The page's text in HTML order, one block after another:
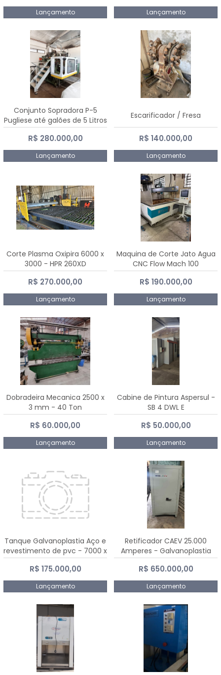
Lançamento Lançamento
Conjunto Sopradora P-5
Pugliese até galões de 5 Litros
R$ 280.000,00
Lançamento
Escarificador / Fresa
R$ 140.000,00
Lançamento
Corte Plasma Oxipira 6000 x
3000 - HPR 260XD
R$ 270.000,00
Lançamento
Maquina de Corte Jato Agua
CNC Flow Mach 100
R$ 190.000,00
Lançamento
Dobradeira Mecanica 2500 x
3 mm - 40 Ton
R$ 60.000,00
Lançamento
Cabine de Pintura Aspersul -
SB 4 DWL E
R$ 50.000,00
Lançamento
Tanque Galvanoplastia Aço e
revestimento de pvc - 7000 x
2200 mm
R$ 175.000,00
Lançamento
Retificador CAEV 25.000
Amperes - Galvanoplastia
R$ 650.000,00
Lançamento